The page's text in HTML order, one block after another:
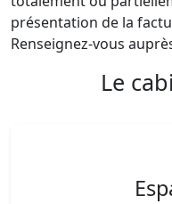
présentation de la
Renseignez-vous
Le